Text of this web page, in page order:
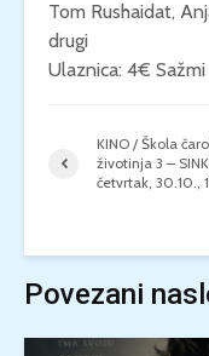
Tom Rushaidat,
drugi
Ulaznica: 4€ Sažmi
KINO / Škola
životinja 3 –
četvrtak, 30.10.,
Povezani